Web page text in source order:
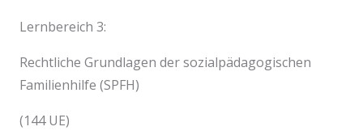
Lernbereich 3:
Rechtliche Grundlagen der sozialpädagogischen
Familienhilfe (SPFH)
(144 UE)